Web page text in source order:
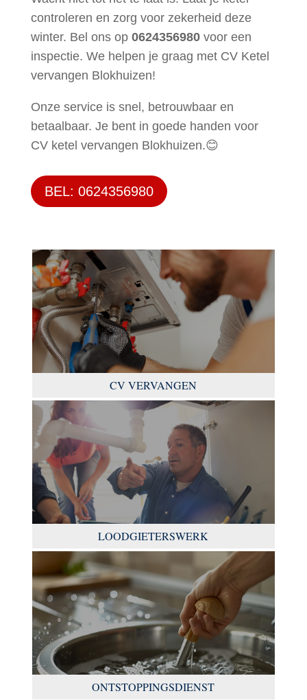
controleren en zorg voor zekerheid deze
winter. Bel ons op 0624356980voor een
inspectie. We helpen je graag met CV Ketel
vervangen Blokhuizen!
Onze service is snel, betrouwbaar en
betaalbaar. Je bent in goede handen voor
CV ketel vervangen Blokhuizen.😊
BEL: 0624356980
CV VERVANGEN
LOODGIETERSWERK
ONTSTOPPINGSDIENST